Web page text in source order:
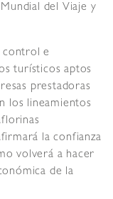
del Viaje y
control e
turísticos aptos
prestadoras
los lineamientos
la confianza
volverá a hacer
de la